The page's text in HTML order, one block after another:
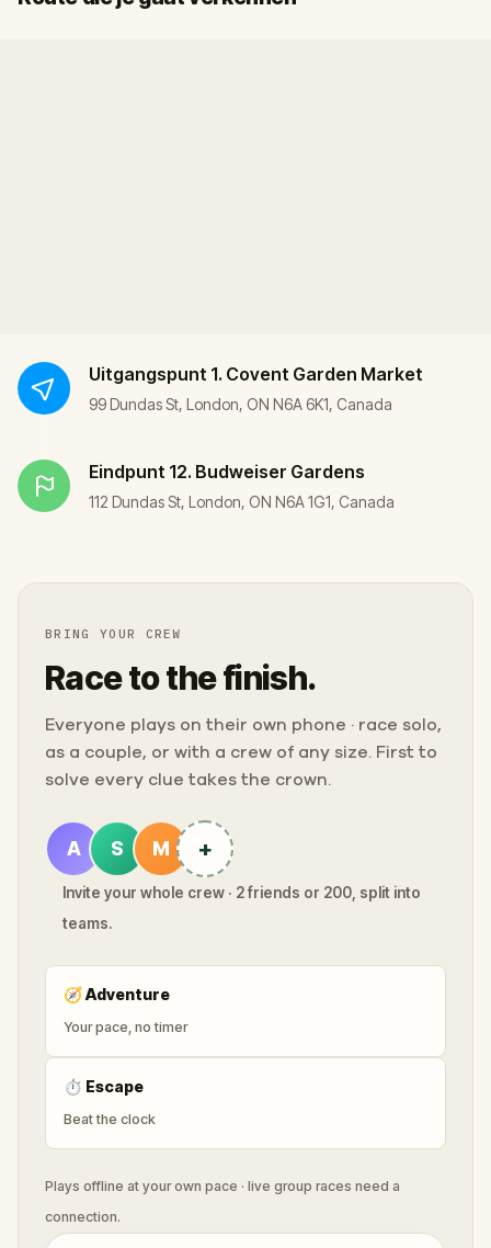
Uitgangspunt 1. Covent Garden Market
99 Dundas St, London, ON N6A 6K1, Canada
Eindpunt 12. Budweiser Gardens
112 Dundas St, London, ON N6A 1G1, Canada
BRING YOUR CREW
Race to the finish.
Everyone plays on their own phone · race solo,
as a couple, or with a crew of any size. First to
solve every clue takes the crown.
A S M +
Invite your whole crew · 2 friends or 200, split into
teams.
🧭Adventure
Your pace, no timer
⏱ Escape
Beat the clock
Plays offline at your own pace · live group races need a
connection.